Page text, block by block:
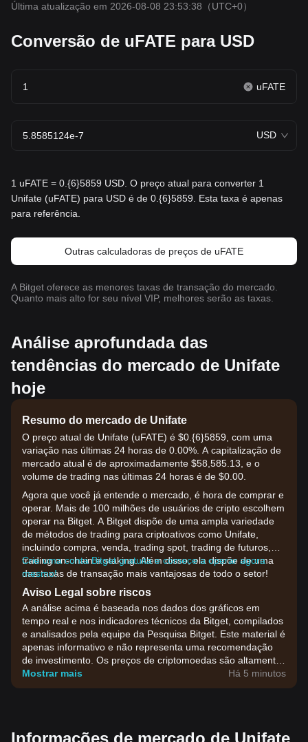
Última atualização em 2026-08-08 23:53:38 （UTC+0）
Conversão de uFATE para USD
uFATE
USD
1 uFATE = 0.{6}5859 USD. O preço atual para converter 1
Unifate (uFATE) para USD é de 0.{6}5859. Esta taxa é apenas
para referência.
Outras calculadoras de preços de uFATE
A Bitget oferece as menores taxas de transação do mercado.
Quanto mais alto for seu nível VIP, melhores serão as taxas.
Análise aprofundada das
tendências do mercado de Unifate
hoje
Resumo do mercado de Unifate
O preço atual de Unifate (uFATE) é $0.{6}5859, com uma
variação nas últimas 24 horas de 0.00%. A capitalização de
mercado atual é de aproximadamente $58,585.13, e o
volume de trading nas últimas 24 horas é de $0.00.
Agora que você já entende o mercado, é hora de comprar e
operar. Mais de 100 milhões de usuários de cripto escolhem
operar na Bitget. A Bitget dispõe de uma ampla variedade
de métodos de trading para criptoativos como Unifate,
incluindo compra, venda, trading spot, trading de futuros,
trading on-chain e staking. Além disso, ela dispõe de uma
das taxas de transação mais vantajosas de todo o setor!
Crie uma conta Bitget gratuita e comece a operar agora
mesmo!
Aviso Legal sobre riscos
A análise acima é baseada nos dados dos gráficos em
tempo real e nos indicadores técnicos da Bitget, compilados
e analisados pela equipe da Pesquisa Bitget. Este material é
apenas informativo e não representa uma recomendação
de investimento. Os preços de criptomoedas são altamente
voláteis. Tome suas decisões de investimento com base na
sua própria tolerância ao risco.
Mostrar mais Há 5 minutos
Informações de mercado de Unifate